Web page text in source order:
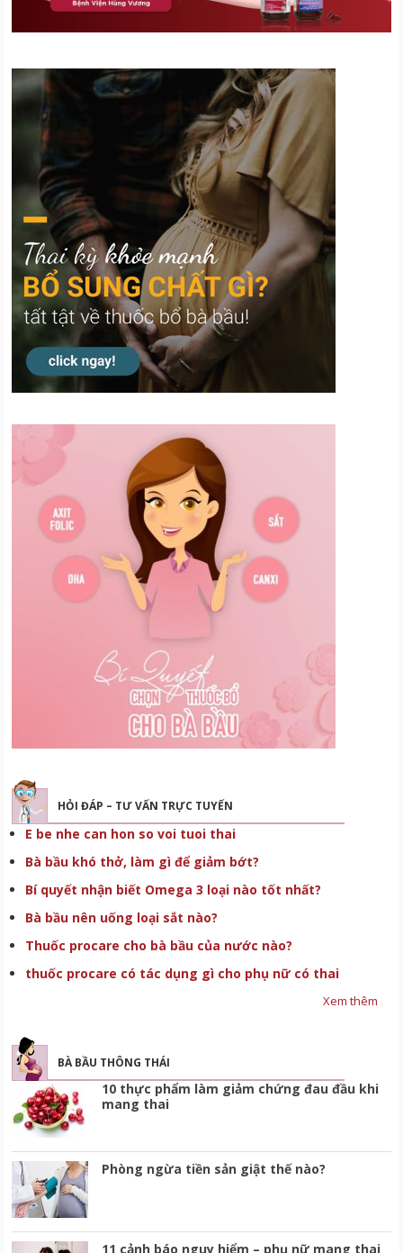
HỎI ĐÁP – TƯ VẤN TRỰC TUYẾN
E be nhe can hon so voi tuoi thai
Bà bầu khó thở, làm gì để giảm bớt?
Bí quyết nhận biết Omega 3 loại nào tốt nhất?
Bà bầu nên uống loại sắt nào?
Thuốc procare cho bà bầu của nước nào?
thuốc procare có tác dụng gì cho phụ nữ có thai
Xem thêm
BÀ BẦU THÔNG THÁI
10 thực phẩm làm giảm chứng đau đầu khi
mang thai
Phòng ngừa tiền sản giật thế nào?
11 cảnh báo nguy hiểm – phụ nữ mang thai